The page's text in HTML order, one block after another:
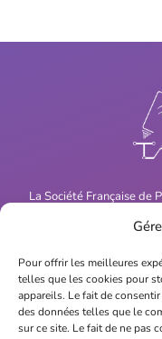
Pour offrir les meilleures
telles que les cookies pour
appareils. Le fait de
des données telles que le
sur ce site. Le fait de ne pas
La Société Française de
domaine de l’anatomie